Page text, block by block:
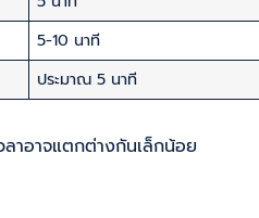
5-10 นาที
ประมาณ 5 นาที
าอาจแตกต่างกันเล็กน้อย